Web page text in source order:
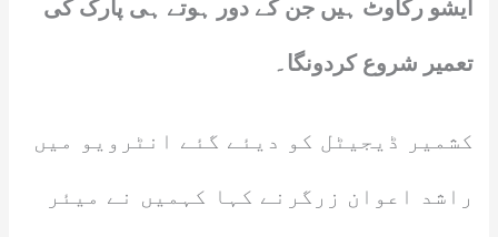
ایشو رکاوٹ ہیں جن کے دور ہوتے ہی پارک کی
تعمیر شروع کردونگا۔
کشمیر ڈیجیٹل کو دیئے گئے انٹرویو میں
راشد اعوان زرگرنے کہا کہمیں نے میئر